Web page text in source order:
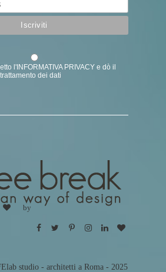
l'INFORMATIVA PRIVACY e dò il
dei dati
by
studio - architetti a Roma - 2025